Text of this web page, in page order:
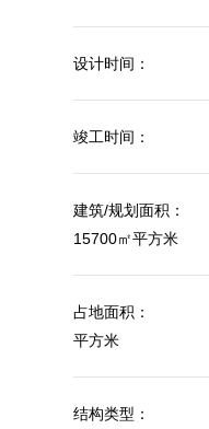
设计时间：
竣工时间：
建筑/规划面积：
15700㎡平方米
占地面积：
平方米
结构类型：